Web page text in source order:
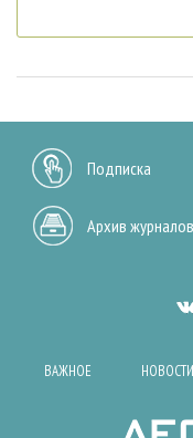
Подписка
Архив журналов
ВАЖНОЕ НОВОСТИ